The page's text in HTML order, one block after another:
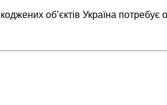
об’єктів Україна потребує